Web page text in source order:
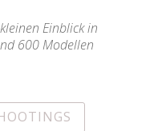
Einblick in
600 Modellen